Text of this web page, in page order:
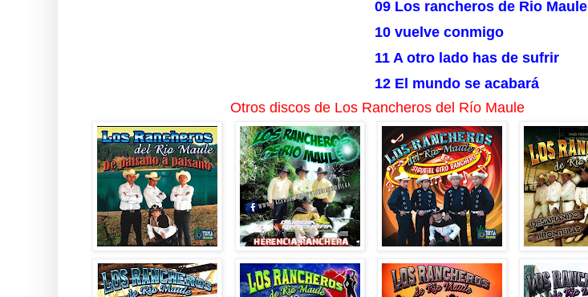
09 Los rancheros de Rio Maule
10 vuelve conmigo
11 A otro lado has de sufrir
12 El mundo se acabará
Otros discos de Los Rancheros del Río Maule